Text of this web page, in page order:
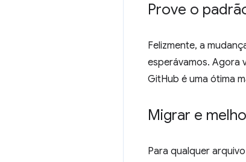
Prove o
Felizmente, a
esperávamos. Agora
GitHub é uma ótima
Migrar e
Para qualquer